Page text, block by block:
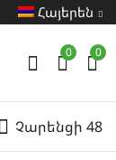
Հայերեն
0 0
Չարենցի 48